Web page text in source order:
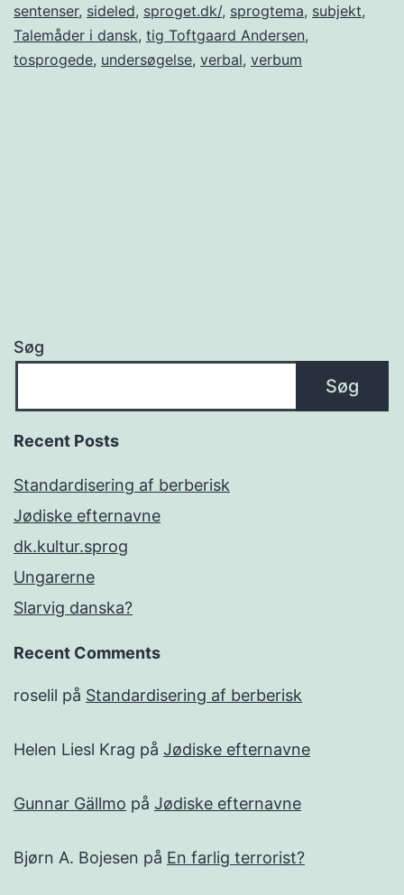
sentenser, sideled, sproget.dk/, sprogtema, subjekt,
Talemåder i dansk, tig Toftgaard Andersen,
tosprogede, undersøgelse, verbal, verbum
Søg
Søg
Recent Posts
Standardisering af berberisk
Jødiske efternavne
dk.kultur.sprog
Ungarerne
Slarvig danska?
Recent Comments
roselil på Standardisering af berberisk
Helen Liesl Krag på Jødiske efternavne
Gunnar Gällmo på Jødiske efternavne
Bjørn A. Bojesen på En farlig terrorist?